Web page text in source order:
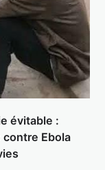
évitable :
Ebola